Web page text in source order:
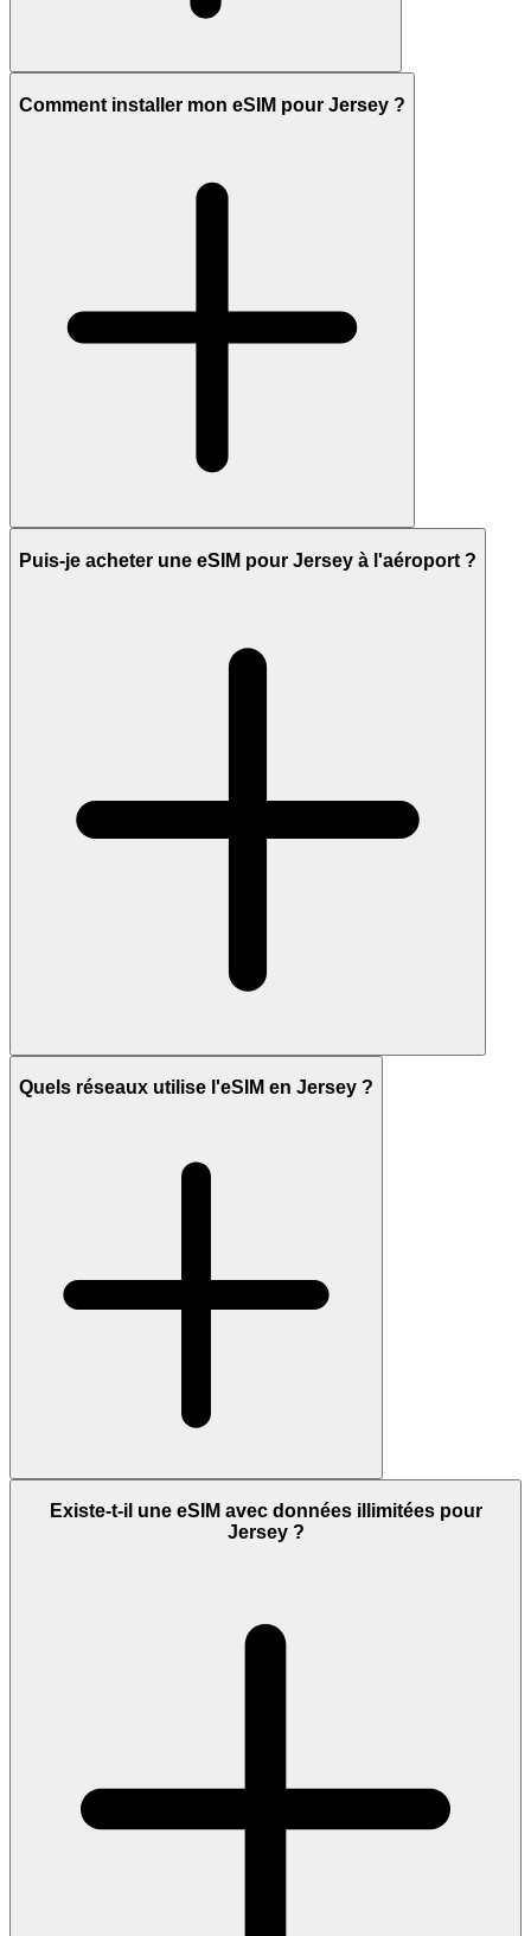
Comment installer mon eSIM pour Jersey ?
Puis-je acheter une eSIM pour Jersey à l'aéroport ?
Quels réseaux utilise l'eSIM en Jersey ?
Existe-t-il une eSIM avec données illimitées pour
Jersey ?